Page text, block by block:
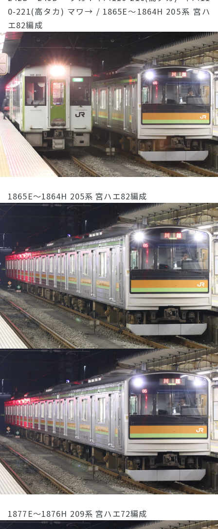
0-221(高タカ) マワ→ / 1865E〜1864H 205系 宮ハ
エ82編成
1865E〜1864H 205系 宮ハエ82編成
1877E〜1876H 209系 宮ハエ72編成